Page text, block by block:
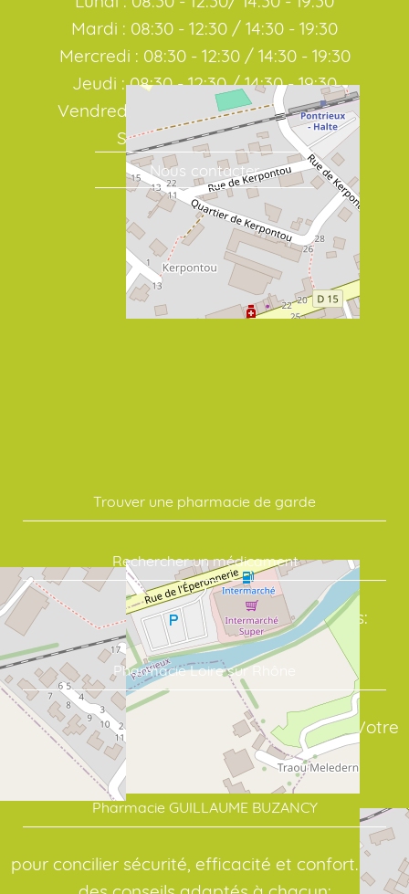
Trouver une pharmacie de garde
Rechercher un médicament
Commandez vos soins en quelques clics:
Pharmacie Loire sur Rhône
assure un suivi sérieux de vos traitements. Votre
point de repère en santé:
Pharmacie GUILLAUME BUZANCY
pour concilier sécurité, efficacité et confort. Pour
Mardi : 08:30 - 12:30 / 14:30 - 19:30
Mercredi : 08:30 - 12:30 / 14:30 - 19:30
Jeudi : 08:30 - 12:30 / 14:30 - 19:30
Vendredi : 08:30 - 12:30 / 14:30 - 19:30
Samedi : 08:30 / 19:00
Nous contacter